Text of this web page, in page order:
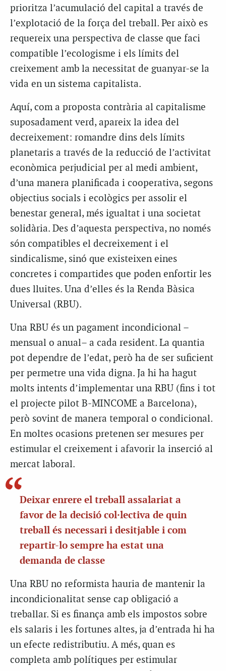
prioritza l’acumulació del capital a través de
l’explotació de la força del treball. Per això es
requereix una perspectiva de classe que faci
compatible l’ecologisme i els límits del
creixement amb la necessitat de guanyar-se la
vida en un sistema capitalista.
Aquí, com a proposta contrària al capitalisme
suposadament verd, apareix la idea del
decreixement: romandre dins dels límits
planetaris a través de la reducció de l’activitat
econòmica perjudicial per al medi ambient,
d’una manera planificada i cooperativa, segons
objectius socials i ecològics per assolir el
benestar general, més igualtat i una societat
solidària. Des d’aquesta perspectiva, no només
són compatibles el decreixement i el
sindicalisme, sinó que existeixen eines
concretes i compartides que poden enfortir les
dues lluites. Una d’elles és la Renda Bàsica
Universal (RBU).
Una RBU és un pagament incondicional –
mensual o anual– a cada resident. La quantia
pot dependre de l’edat, però ha de ser suficient
per permetre una vida digna. Ja hi ha hagut
molts intents d’implementar una RBU (fins i tot
el projecte pilot B-MINCOME a Barcelona),
però sovint de manera temporal o condicional.
En moltes ocasions pretenen ser mesures per
estimular el creixement i afavorir la inserció al
mercat laboral.
Deixar enrere el treball assalariat a
favor de la decisió col·lectiva de quin
treball és necessari i desitjable i com
repartir-lo sempre ha estat una
demanda de classe
Una RBU no reformista hauria de mantenir la
incondicionalitat sense cap obligació a
treballar. Si es finança amb els impostos sobre
els salaris i les fortunes altes, ja d’entrada hi ha
un efecte redistributiu. A més, quan es
completa amb polítiques per estimular